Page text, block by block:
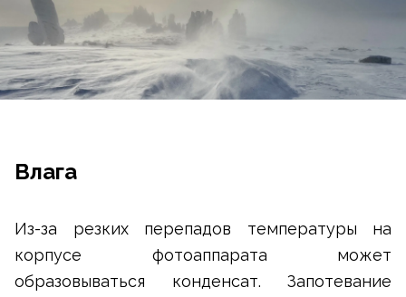
Влага
Из-за резких перепадов температуры на
корпусе фотоаппарата может
образовываться конденсат. Запотевание